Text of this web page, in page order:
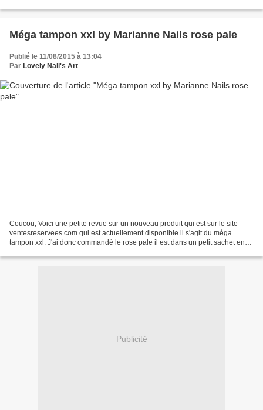
Méga tampon xxl by Marianne Nails rose pale
Publié le 11/08/2015 à 13:04
Par Lovely Nail's Art
Coucou, Voici une petite revue sur un nouveau produit qui est sur le site
ventesreservees.com qui est actuellement disponible il s'agit du méga
tampon xxl. J'ai donc commandé le rose pale il est dans un petit sachet en
Publicité